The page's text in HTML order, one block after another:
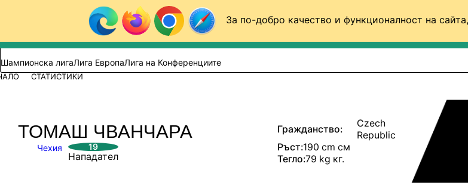
За по-добро качество и функционалност на
Към съдържанието
Търси в сайта
ВИДЕО ФУТБОЛ (БГ)
Шампионска лигаЛига ЕвропаЛига на Конференциите
СТАТИСТИКИ
ТОМАШ ЧВАНЧАРА
Чехия 19
Нападател
Гражданство:
Czech
Republic
Ръст:190 cm см
Тегло:79 kg кг.